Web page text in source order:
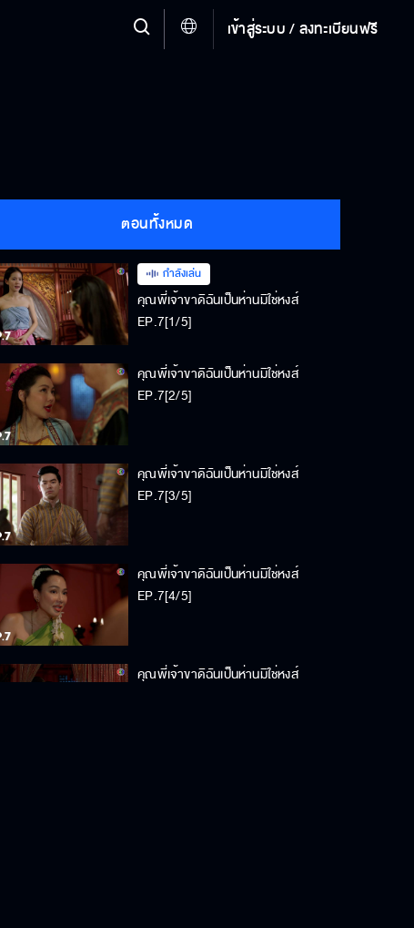
เข้าสู่ระบบ / ลงทะเบียนฟรี
ตอนทั้งหมด
กำลังเล่น
คุณพี่เจ้าขาดิฉันเป็นห่านมิใช่หงส์
EP.7[1/5]
คุณพี่เจ้าขาดิฉันเป็นห่านมิใช่หงส์
EP.7[2/5]
คุณพี่เจ้าขาดิฉันเป็นห่านมิใช่หงส์
EP.7[3/5]
คุณพี่เจ้าขาดิฉันเป็นห่านมิใช่หงส์
EP.7[4/5]
คุณพี่เจ้าขาดิฉันเป็นห่านมิใช่หงส์